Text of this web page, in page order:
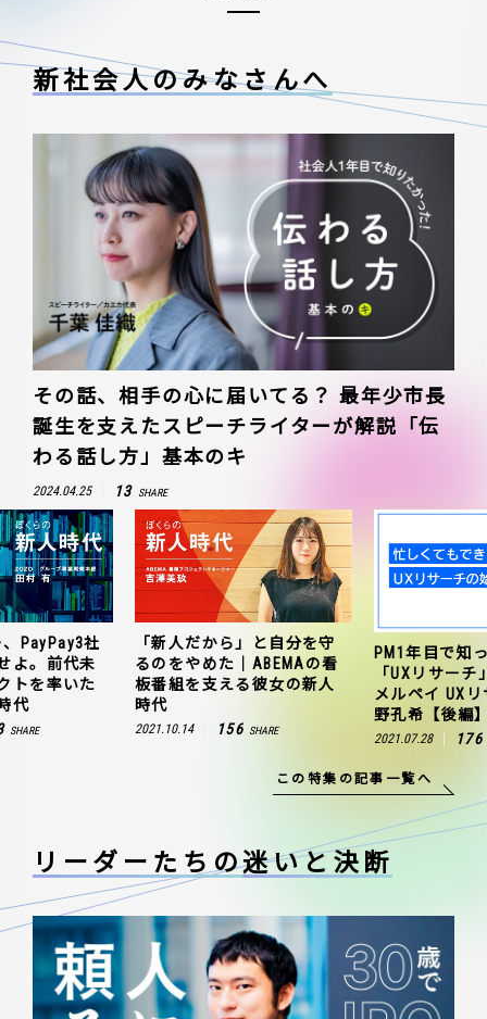
新社会人のみなさんへ
その話、相手の心に届いてる？ 最年少市長
誕生を支えたスピーチライターが解説「伝
わる話し方」基本のキ
2024.04.25 13 SHARE
PayPay3社
よ。前代未
トを率いた
代
SHARE
「新人だから」と自分を守
るのをやめた｜ABEMAの看
板番組を支える彼女の新人
時代
2021.10.14 156 SHARE
PM1年目で知
「UXリサー
メルペイ UX
野孔希【後編
2021.07.28 176
この特集の記事一覧へ
リーダーたちの迷いと決断